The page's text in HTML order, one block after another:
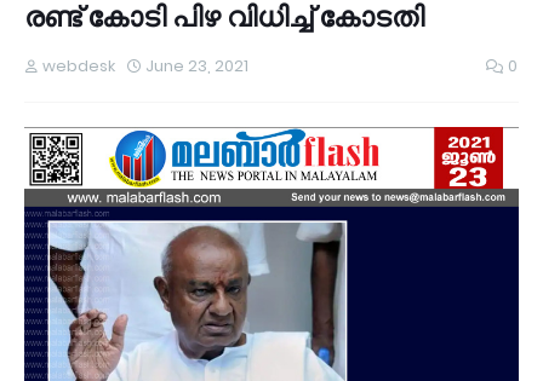
രണ്ട് കോടി പിഴ വിധിച്ച് കോടതി
webdesk June 23, 2021 0